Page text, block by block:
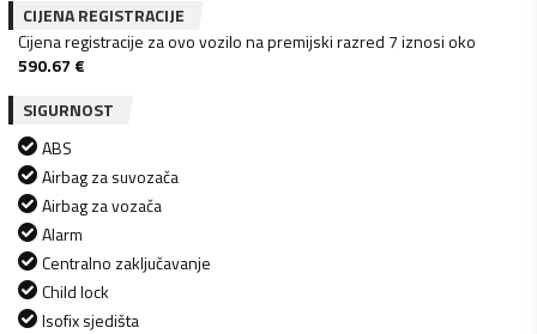
CIJENA REGISTRACIJE
Cijena registracije za ovo vozilo na premijski razred 7 iznosi oko
590.67 €
SIGURNOST
ABS
Airbag za suvozača
Airbag za vozača
Alarm
Centralno zaključavanje
Child lock
Isofix sjedišta